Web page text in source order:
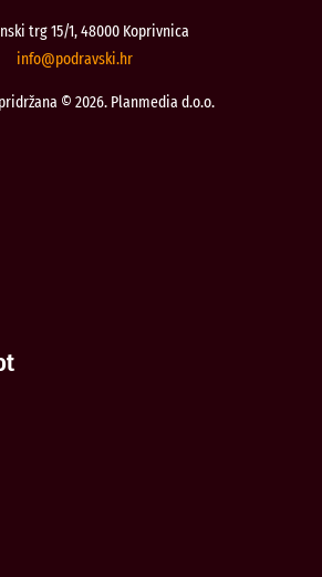
trg 15/1, 48000 Koprivnica
rh.iksvardop
@ofni
© 2026. Planmedia d.o.o.